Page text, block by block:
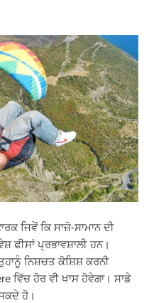
ਜਿਵੇਂ ਕਿ ਸਾਜ਼ੋ-ਸਾਮਾਨ ਦੀ
ਪ੍ਰਭਾਵਸ਼ਾਲੀ ਹਨ।
ਨਿਸ਼ਚਤ ਕੋਸ਼ਿਸ਼ ਕਰਨੀ
ਵਿੱਚ ਹੋਰ ਵੀ ਖਾਸ ਹੋਵੇਗਾ। ਸਾਡੇ
ਹੋ।